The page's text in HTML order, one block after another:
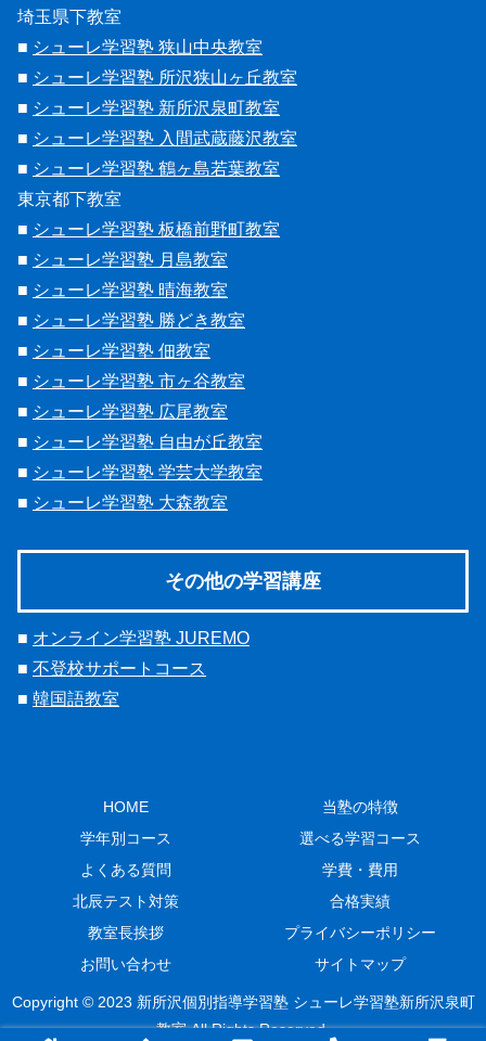
埼玉県下教室
■ シューレ学習塾 狭山中央教室
■ シューレ学習塾 所沢狭山ヶ丘教室
■ シューレ学習塾 新所沢泉町教室
■ シューレ学習塾 入間武蔵藤沢教室
■ シューレ学習塾 鶴ヶ島若葉教室
東京都下教室
■ シューレ学習塾 板橋前野町教室
■ シューレ学習塾 月島教室
■ シューレ学習塾 晴海教室
■ シューレ学習塾 勝どき教室
■ シューレ学習塾 佃教室
■ シューレ学習塾 市ヶ谷教室
■ シューレ学習塾 広尾教室
■ シューレ学習塾 自由が丘教室
■ シューレ学習塾 学芸大学教室
■ シューレ学習塾 大森教室
その他の学習講座
■ オンライン学習塾 JUREMO
■ 不登校サポートコース
■ 韓国語教室
HOME
当塾の特徴
学年別コース
選べる学習コース
よくある質問
学費・費用
北辰テスト対策
合格実績
教室長挨拶
プライバシーポリシー
お問い合わせ
サイトマップ
Copyright © 2023 新所沢個別指導学習塾 シューレ学習塾新所沢泉町
教室 All Rights Reserved.